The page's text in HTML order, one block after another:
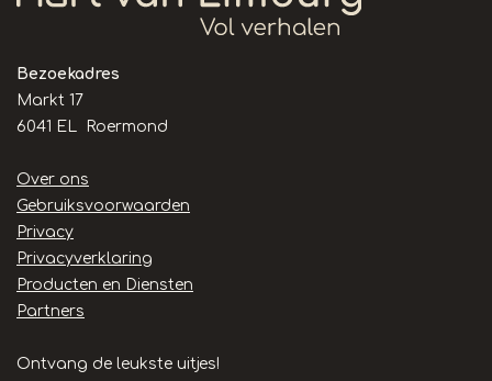
Bezoekadres
Markt 17
6041 EL Roermond
Handige
links
Over ons
Gebruiksvoorwaarden
Privacy
Privacyverklaring
Producten en Diensten
Partners
Ontvang de leukste uitjes!